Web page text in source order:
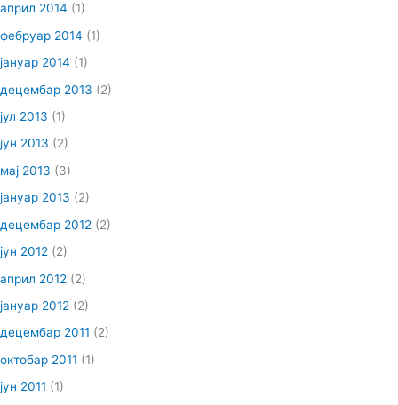
април 2014 (1)
фебруар 2014 (1)
јануар 2014 (1)
децембар 2013 (2)
јул 2013 (1)
јун 2013 (2)
мај 2013 (3)
јануар 2013 (2)
децембар 2012 (2)
јун 2012 (2)
април 2012 (2)
јануар 2012 (2)
децембар 2011 (2)
октобар 2011 (1)
јун 2011 (1)